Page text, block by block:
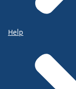
Help